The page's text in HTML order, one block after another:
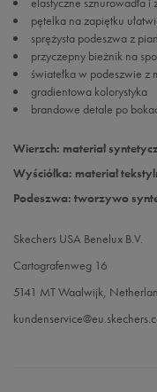
pętelka na zapiętku
sprężysta podeszwa z
przyczepny bieżnik na
światełka w podeszwie z
gradientowa kolorystyka
brandowe detale po
Wierzch: materiał
Wyściółka: materiał
Podeszwa: tworzywo
Skechers USA Benelux B.V.
Cartografenweg 16
5141 MT Waalwijk,